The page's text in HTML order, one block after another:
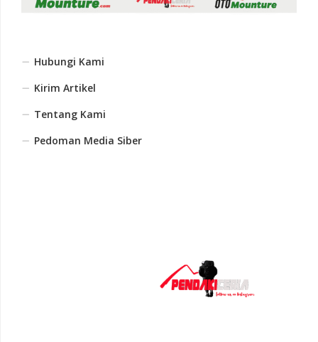
Hubungi Kami
Kirim Artikel
Tentang Kami
Pedoman Media Siber